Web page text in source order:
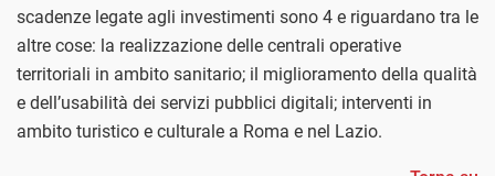
scadenze legate agli investimenti sono 4 e riguardano tra le
altre cose: la realizzazione delle centrali operative
territoriali in ambito sanitario; il miglioramento della qualità
e dell’usabilità dei servizi pubblici digitali; interventi in
ambito turistico e culturale a Roma e nel Lazio.